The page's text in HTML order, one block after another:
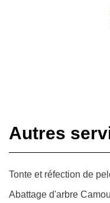
Autres
Tonte et réfection de
Abattage d'arbre